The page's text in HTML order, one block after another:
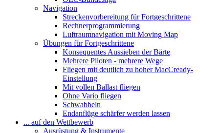
Navigation
Streckenvorbereitung für Fortgeschrittene
Rechnerprogrammierung
Luftraumnavigation mit Moving Map
Übungen für Fortgeschrittene
Konsequentes Aussieben der Bärte
Mehrere Piloten - mehrere Wege
Fliegen mit deutlich zu hoher MacCready-
Einstellung
Mit vollen Ballast fliegen
Ohne Vario fliegen
Schwabbeln
Endanflüge schärfer werden lassen
... auf den Wettbewerb
Ausrüstung & Instrumente